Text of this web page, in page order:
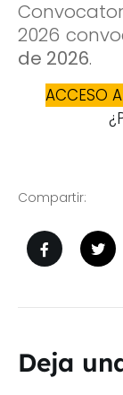
2026
de 2026.
ACCESO
Compartir:
Deja